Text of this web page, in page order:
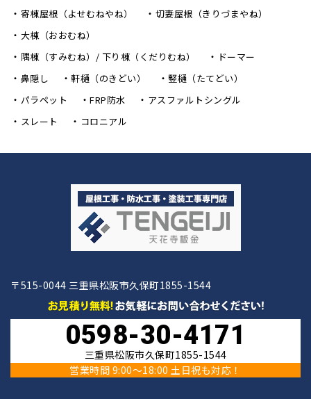
寄棟屋根（よせむねやね）
切妻屋根（きりづまやね）
大棟（おおむね）
隅棟（すみむね）/ 下り棟（くだりむね）
ドーマー
鼻隠し
軒樋（のきどい）
竪樋（たてどい）
パラペット
FRP防水
アスファルトシングル
スレート
コロニアル
〒515-0044 三重県松阪市久保町1855-1544
0598-30-4171
三重県松阪市久保町1855-1544
営業時間 9:00〜18:00 土日祝も対応！